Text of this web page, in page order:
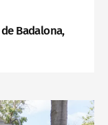
Badalona,